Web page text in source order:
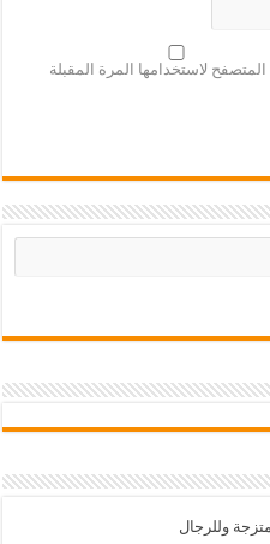
المتصفح لاستخدامها المرة المقبلة
وللرجال